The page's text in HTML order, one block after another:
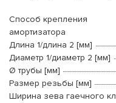
Способ крепления
амортизатора
Длина 1/длина 2 [мм]
Диаметр 1/диаметр 2 [мм]
Ø трубы [мм]
Размер резьбы [мм]
Ширина зева гаечного